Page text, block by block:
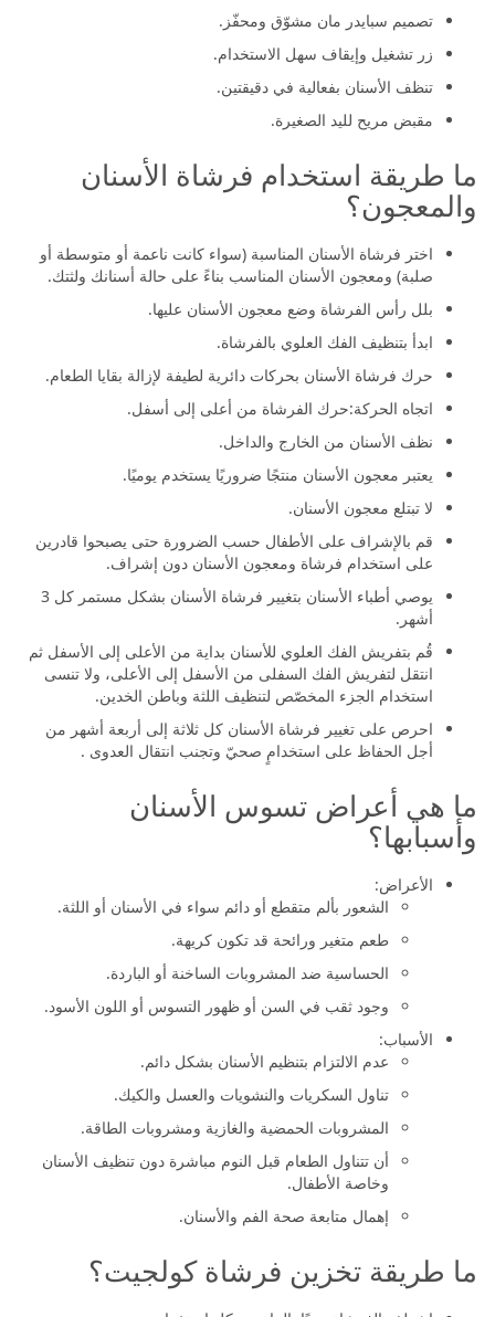
تصميم سبايدر مان مشوّق ومحفّز.
زر تشغيل وإيقاف سهل الاستخدام.
تنظف الأسنان بفعالية في دقيقتين.
مقبض مريح لليد الصغيرة.
ما طريقة استخدام فرشاة الأسنان
والمعجون؟
اختر فرشاة الأسنان المناسبة (سواء كانت ناعمة أو متوسطة أو
صلبة) ومعجون الأسنان المناسب بناءً على حالة أسنانك ولثتك.
بلل رأس الفرشاة وضع معجون الأسنان عليها.
ابدأ بتنظيف الفك العلوي بالفرشاة.
حرك فرشاة الأسنان بحركات دائرية لطيفة لإزالة بقايا الطعام.
اتجاه الحركة:حرك الفرشاة من أعلى إلى أسفل.
نظف الأسنان من الخارج والداخل.
يعتبر معجون الأسنان منتجًا ضروريًا يستخدم يوميًا.
لا تبتلع معجون الأسنان.
قم بالإشراف على الأطفال حسب الضرورة حتى يصبحوا قادرين
على استخدام فرشاة ومعجون الأسنان دون إشراف.
يوصي أطباء الأسنان بتغيير فرشاة الأسنان بشكل مستمر كل 3
أشهر.
قُم بتفريش الفك العلوي للأسنان بداية من الأعلى إلى الأسفل ثم
انتقل لتفريش الفك السفلى من الأسفل إلى الأعلى، ولا تنسى
استخدام الجزء المخصّص لتنظيف اللثة وباطن الخدين.
احرص على تغيير فرشاة الأسنان كل ثلاثة إلى أربعة أشهر من
أجل الحفاظ على استخدامٍ صحيّ وتجنب انتقال العدوى .
ما هي أعراض تسوس الأسنان
وأسبابها؟
الأعراض:
الشعور بألم متقطع أو دائم سواء في الأسنان أو اللثة.
طعم متغير ورائحة قد تكون كريهة.
الحساسية ضد المشروبات الساخنة أو الباردة.
وجود ثقب في السن أو ظهور التسوس أو اللون الأسود.
الأسباب:
عدم الالتزام بتنظيم الأسنان بشكل دائم.
تناول السكريات والنشويات والعسل والكيك.
المشروبات الحمضية والغازية ومشروبات الطاقة.
أن تتناول الطعام قبل النوم مباشرة دون تنظيف الأسنان
وخاصة الأطفال.
إهمال متابعة صحة الفم والأسنان.
ما طريقة تخزين فرشاة كولجيت؟